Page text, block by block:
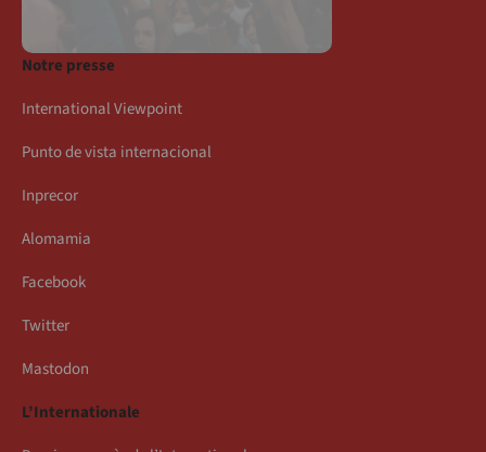
Notre presse
International Viewpoint
Punto de vista internacional
Inprecor
Alomamia
Facebook
Twitter
Mastodon
L’Internationale